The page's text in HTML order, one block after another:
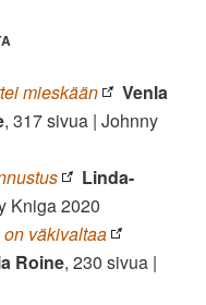
mieskään
Venla
, 317 sivua | Johnny
Linda-
Kniga 2020
väkivaltaa
Roine, 230 sivua |